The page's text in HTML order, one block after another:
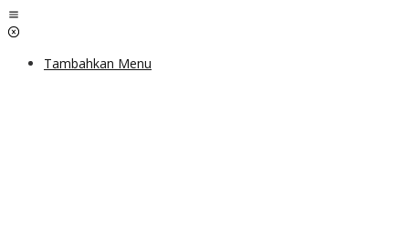
Lewati
ke
Tambahkan Menu